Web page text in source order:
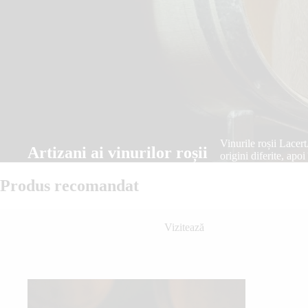
Vizitează
Artizani ai vinurilor roșii
Vinurile roșii
origini diferite,
Produs recomandat